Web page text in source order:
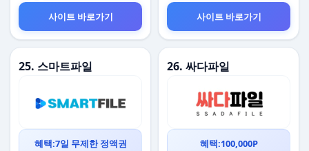
사이트 바로가기
사이트 바로가기
25. 스마트파일
혜택:7일 무제한 정액권
26. 싸다파일
혜택:100,000P